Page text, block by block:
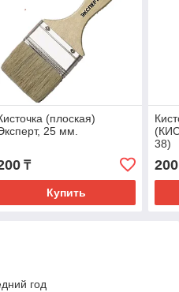
(плоская)
25 мм.
₸
Купить
38)
200
год